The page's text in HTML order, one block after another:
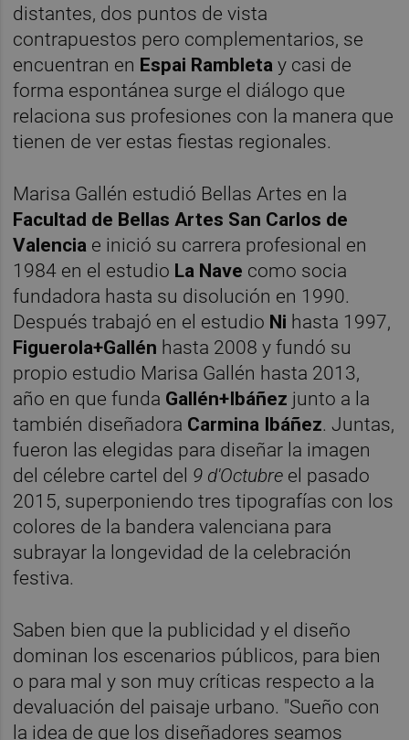
distantes, dos puntos de vista
contrapuestos pero complementarios, se
encuentran en Espai Rambleta y casi de
forma espontánea surge el diálogo que
relaciona sus profesiones con la manera que
tienen de ver estas fiestas regionales.
Marisa Gallén estudió Bellas Artes en la
Facultad de Bellas Artes San Carlos de
Valencia e inició su carrera profesional en
1984 en el estudio La Nave como socia
fundadora hasta su disolución en 1990.
Después trabajó en el estudio Ni hasta 1997,
Figuerola+Gallén hasta 2008 y fundó su
propio estudio Marisa Gallén hasta 2013,
año en que funda Gallén+Ibáñez junto a la
también diseñadora Carmina Ibáñez. Juntas,
fueron las elegidas para diseñar la imagen
del célebre cartel del 9 d'Octubre el pasado
2015, superponiendo tres tipografías con los
colores de la bandera valenciana para
subrayar la longevidad de la celebración
festiva.
Saben bien que la publicidad y el diseño
dominan los escenarios públicos, para bien
o para mal y son muy críticas respecto a la
devaluación del paisaje urbano. "Sueño con
la idea de que los diseñadores seamos